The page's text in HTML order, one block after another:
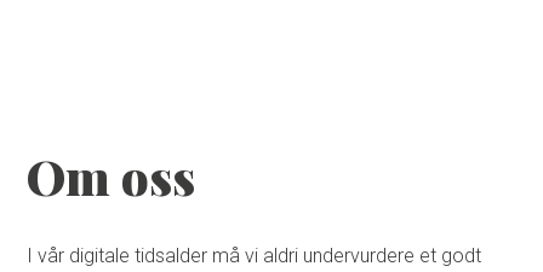
Om oss
I vår digitale tidsalder må vi aldri undervurdere et godt